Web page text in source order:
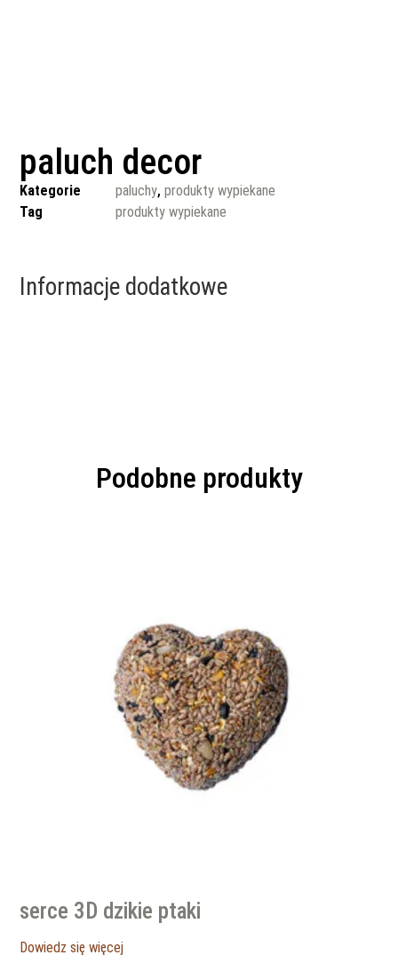
paluch decor
Kategorie paluchy,produkty wypiekane
Tag
produkty wypiekane
Informacje dodatkowe
Podobne produkty
serce 3D dzikie ptaki
Dowiedz się więcej